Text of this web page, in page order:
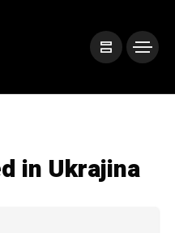
in Ukrajina